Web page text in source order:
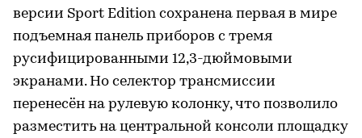
версии Sport Edition сохранена первая в мире
подъемная панель приборов с тремя
русифицированными 12,3-дюймовыми
экранами. Но селектор трансмиссии
перенесён на рулевую колонку, что позволило
разместить на центральной консоли площадку